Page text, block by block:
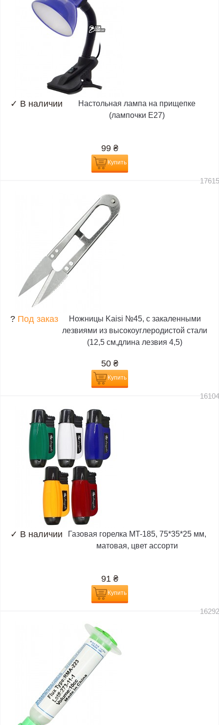
✓ В наличии
Настольная лампа на прищепке
(лампочки E27)
99 ₴
Купить
? Под заказ
Ножницы Kaisi №45, с закаленными
лезвиями из высокоуглеродистой стали
(12,5 см,длина лезвия 4,5)
50 ₴
Купить
✓ В наличии
Газовая горелка MT-185, 75*35*25 мм,
матовая, цвет ассорти
91 ₴
Купить